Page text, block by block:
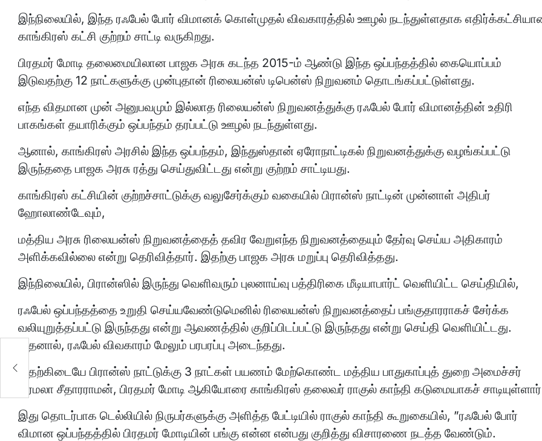
இந்நிலையில், இந்த ரஃபேல் போர் விமானக் கொள்முதல் விவகாரத்தில் ஊழல் நடந்துள்ளதாக
காங்கிரஸ் கட்சி குற்றம் சாட்டி வருகிறது.
பிரதமர் மோடி தலைமையிலான பாஜக அரசு கடந்த 2015-ம் ஆண்டு இந்த ஒப்பந்தத்தில் கையொப்பம்
இடுவதற்கு 12 நாட்களுக்கு முன்புதான் ரிலையன்ஸ் டிபென்ஸ் நிறுவனம் தொடங்கப்பட்டுள்ளது.
எந்த விதமான முன் அனுபவமும் இல்லாத ரிலையன்ஸ் நிறுவனத்துக்கு ரஃபேல் போர் விமானத்தின் உதிரி
பாகங்கள் தயாரிக்கும் ஒப்பந்தம் தரப்பட்டு ஊழல் நடந்துள்ளது.
ஆனால், காங்கிரஸ் அரசில் இந்த ஒப்பந்தம், இந்துஸ்தான் ஏரோநாட்டிகல் நிறுவனத்துக்கு வழங்கப்பட்டு
இருந்ததை பாஜக அரசு ரத்து செய்துவிட்டது என்று குற்றம் சாட்டியது.
காங்கிரஸ் கட்சியின் குற்றச்சாட்டுக்கு வலுசேர்க்கும் வகையில் பிரான்ஸ் நாட்டின் முன்னாள் அதிபர்
ஹோலாண்டேவும்,
மத்திய அரசு ரிலையன்ஸ் நிறுவனத்தைத் தவிர வேறுஎந்த நிறுவனத்தையும் தேர்வு செய்ய அதிகாரம்
அளிக்கவில்லை என்று தெரிவித்தார். இதற்கு பாஜக அரசு மறுப்பு தெரிவித்தது.
இந்நிலையில், பிரான்ஸில் இருந்து வெளிவரும் புலனாய்வு பத்திரிகை மீடியாபார்ட் வெளியிட்ட செய்தியில்,
ரஃபேல் ஒப்பந்தத்தை உறுதி செய்யவேண்டுமெனில் ரிலையன்ஸ் நிறுவனத்தைப் பங்குதாரராகச் சேர்க்க
வலியுறுத்தப்பட்டு இருந்தது என்று ஆவணத்தில் குறிப்பிடப்பட்டு இருந்தது என்று செய்தி வெளியிட்டது.
இதனால், ரஃபேல் விவகாரம் மேலும் பரபரப்பு அடைந்தது.
இதற்கிடையே பிரான்ஸ் நாட்டுக்கு 3 நாட்கள் பயணம் மேற்கொண்ட மத்திய பாதுகாப்புத் துறை அமைச்சர்
நிர்மலா சீதாரராமன், பிரதமர் மோடி ஆகியோரை காங்கிரஸ் தலைவர் ராகுல் காந்தி கடுமையாகச்
இது தொடர்பாக டெல்லியில் நிருபர்களுக்கு அளித்த பேட்டியில் ராகுல் காந்தி கூறுகையில், ”ரஃபேல் போர்
விமான ஒப்பந்தத்தில் பிரதமர் மோடியின் பங்கு என்ன என்பது குறித்து விசாரணை நடத்த வேண்டும்.